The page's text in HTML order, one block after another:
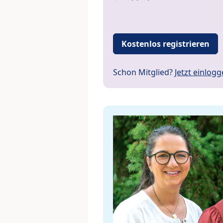
Kostenlos registrieren
Schon Mitglied? Jetzt